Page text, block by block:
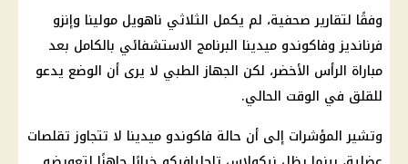
وفقًا لتقارير صحفية، لم يكمل الثلاثي ناهويل مولينا وإنزو
فرنانديز وفاكوندو ميدينا البرنامج الاستشفائي بالكامل بعد
مباراة الرأس الأخضر، لكن الجهاز الطبي لا يرى أن الوضع يدعو
للقلق في الوقت الحالي.
وتشير المؤشرات إلى أن حالة فاكوندو ميدينا لا تتجاوز تقلصات